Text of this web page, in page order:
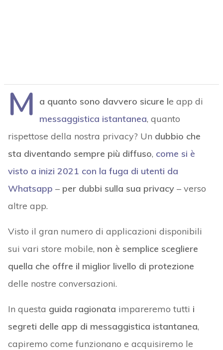
M a quanto sono davvero sicure le app di
messaggistica istantanea, quanto
rispettose della nostra privacy? Un dubbio che
sta diventando sempre più diffuso, come si è
visto a inizi 2021 con la fuga di utenti da
Whatsapp – per dubbi sulla sua privacy– verso
altre app.
Visto il gran numero di applicazioni disponibili
sui vari store mobile, non è semplice scegliere
quella che offre il miglior livello di protezione
delle nostre conversazioni.
In questa guida ragionata impareremo tutti i
segreti delle app di messaggistica istantanea,
capiremo come funzionano e acquisiremo le